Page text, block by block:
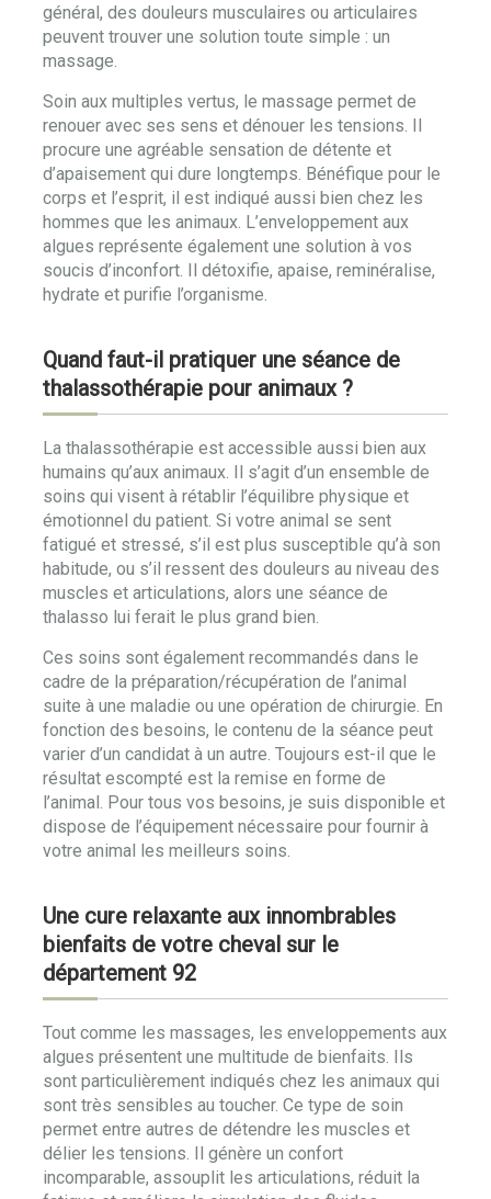
général, des douleurs musculaires ou articulaires
peuvent trouver une solution toute simple : un
massage.
Soin aux multiples vertus, le massage permet de
renouer avec ses sens et dénouer les tensions. Il
procure une agréable sensation de détente et
d’apaisement qui dure longtemps. Bénéfique pour le
corps et l’esprit, il est indiqué aussi bien chez les
hommes que les animaux. L’enveloppement aux
algues représente également une solution à vos
soucis d’inconfort. Il détoxifie, apaise, reminéralise,
hydrate et purifie l’organisme.
Quand faut-il pratiquer une séance de
thalassothérapie pour animaux ?
La thalassothérapie est accessible aussi bien aux
humains qu’aux animaux. Il s’agit d’un ensemble de
soins qui visent à rétablir l’équilibre physique et
émotionnel du patient. Si votre animal se sent
fatigué et stressé, s’il est plus susceptible qu’à son
habitude, ou s’il ressent des douleurs au niveau des
muscles et articulations, alors une séance de
thalasso lui ferait le plus grand bien.
Ces soins sont également recommandés dans le
cadre de la préparation/récupération de l’animal
suite à une maladie ou une opération de chirurgie. En
fonction des besoins, le contenu de la séance peut
varier d’un candidat à un autre. Toujours est-il que le
résultat escompté est la remise en forme de
l’animal. Pour tous vos besoins, je suis disponible et
dispose de l’équipement nécessaire pour fournir à
votre animal les meilleurs soins.
Une cure relaxante aux innombrables
bienfaits de votre cheval sur le
département 92
Tout comme les massages, les enveloppements aux
algues présentent une multitude de bienfaits. Ils
sont particulièrement indiqués chez les animaux qui
sont très sensibles au toucher. Ce type de soin
permet entre autres de détendre les muscles et
délier les tensions. Il génère un confort
incomparable, assouplit les articulations, réduit la